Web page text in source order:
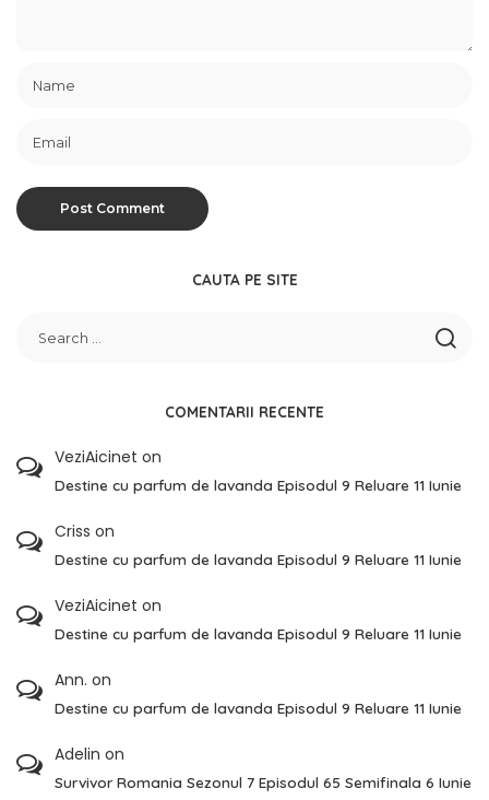
CAUTA PE SITE
COMENTARII RECENTE
VeziAicinet on
Destine cu parfum de lavanda Episodul 9 Reluare 11 Iunie
Criss on
Destine cu parfum de lavanda Episodul 9 Reluare 11 Iunie
VeziAicinet on
Destine cu parfum de lavanda Episodul 9 Reluare 11 Iunie
Ann. on
Destine cu parfum de lavanda Episodul 9 Reluare 11 Iunie
Adelin on
Survivor Romania Sezonul 7 Episodul 65 Semifinala 6 Iunie